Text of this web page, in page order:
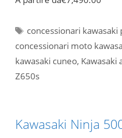
Tag
concessionari
concessionari moto
kawasaki cuneo, Kawasaki
Z650s
Kawasaki Ninja